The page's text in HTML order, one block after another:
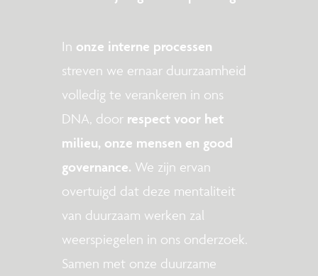
In onze interne processen
streven we ernaar duurzaamheid
volledig te verankeren in ons
DNA, door respect voor het
milieu, onze mensen en good
governance. We zijn ervan
overtuigd dat deze mentaliteit
van duurzaam werken zal
weerspiegelen in ons onderzoek.
Samen met onze duurzame